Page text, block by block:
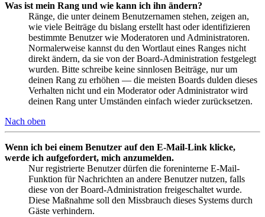
Was ist mein Rang und wie kann ich ihn ändern?
Ränge, die unter deinem Benutzernamen stehen, zeigen an,
wie viele Beiträge du bislang erstellt hast oder identifizieren
bestimmte Benutzer wie Moderatoren und Administratoren.
Normalerweise kannst du den Wortlaut eines Ranges nicht
direkt ändern, da sie von der Board-Administration festgelegt
wurden. Bitte schreibe keine sinnlosen Beiträge, nur um
deinen Rang zu erhöhen — die meisten Boards dulden dieses
Verhalten nicht und ein Moderator oder Administrator wird
deinen Rang unter Umständen einfach wieder zurücksetzen.
Nach oben
Wenn ich bei einem Benutzer auf den E-Mail-Link klicke,
werde ich aufgefordert, mich anzumelden.
Nur registrierte Benutzer dürfen die foreninterne E-Mail-
Funktion für Nachrichten an andere Benutzer nutzen, falls
diese von der Board-Administration freigeschaltet wurde.
Diese Maßnahme soll den Missbrauch dieses Systems durch
Gäste verhindern.